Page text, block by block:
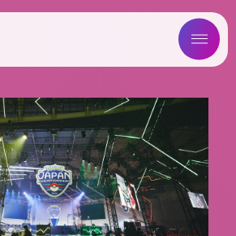
ABOUT US
SERVICE
WORKS
MAGAZINE